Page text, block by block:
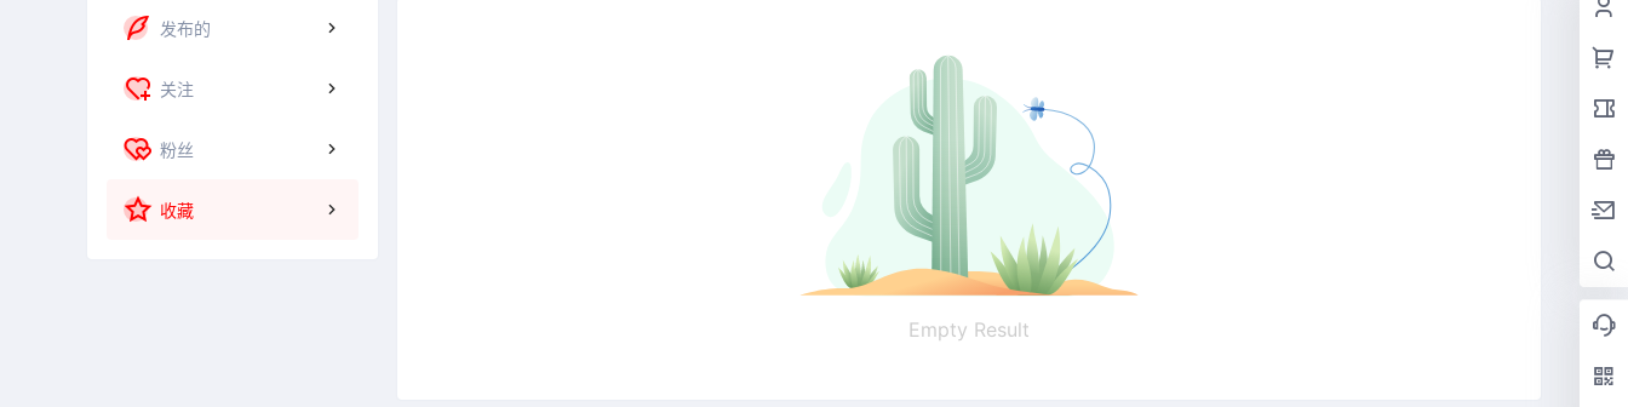
发布的
关注
粉丝
收藏
Empty Result